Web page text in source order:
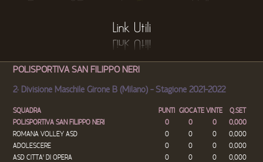
POLISPORTIVA SAN FILIPPO NERI
2a Divisione Maschile Girone B (Milano) - Stagione 2021-2022
SQUADRA PUNTI GIOCATE VINTE
Q.SET
POLISPORTIVA SAN FILIPPO NERI
0 0 0
0,000
ROMANA VOLLEY ASD
0 0 0
0,000
ADOLESCERE
0 0 0
0,000
ASD CITTA' DI OPERA
0 0 0
0,000